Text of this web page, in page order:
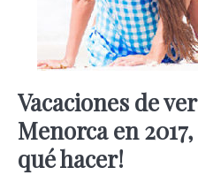
Vacaciones de
Menorca en
qué hacer!